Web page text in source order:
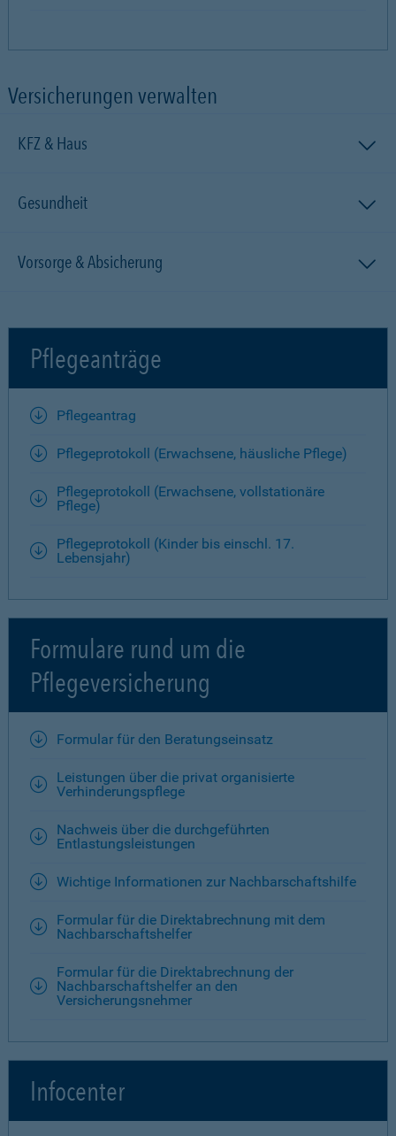
Versicherungen verwalten
KFZ & Haus
Gesundheit
Vorsorge & Absicherung
Pflegeanträge
Pflegeantrag
Pflegeprotokoll (Erwachsene, häusliche Pflege)
Pflegeprotokoll (Erwachsene, vollstationäre
Pflege)
Pflegeprotokoll (Kinder bis einschl. 17.
Lebensjahr)
Formulare rund um die
Pflegeversicherung
Formular für den Beratungseinsatz
Leistungen über die privat organisierte
Verhinderungspflege
Nachweis über die durchgeführten
Entlastungsleistungen
Wichtige Informationen zur Nachbarschaftshilfe
Formular für die Direktabrechnung mit dem
Nachbarschaftshelfer
Formular für die Direktabrechnung der
Nachbarschaftshelfer an den
Versicherungsnehmer
Infocenter